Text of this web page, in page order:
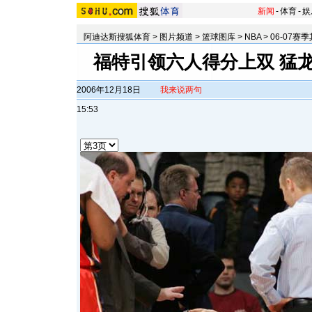
新闻 -体育-
阿迪达斯搜狐体育 > 图片频道 > 篮球图库 > NBA> 06-07赛季
福特引领六人得分上双 猛
2006年12月18日
15:53
我来说两句